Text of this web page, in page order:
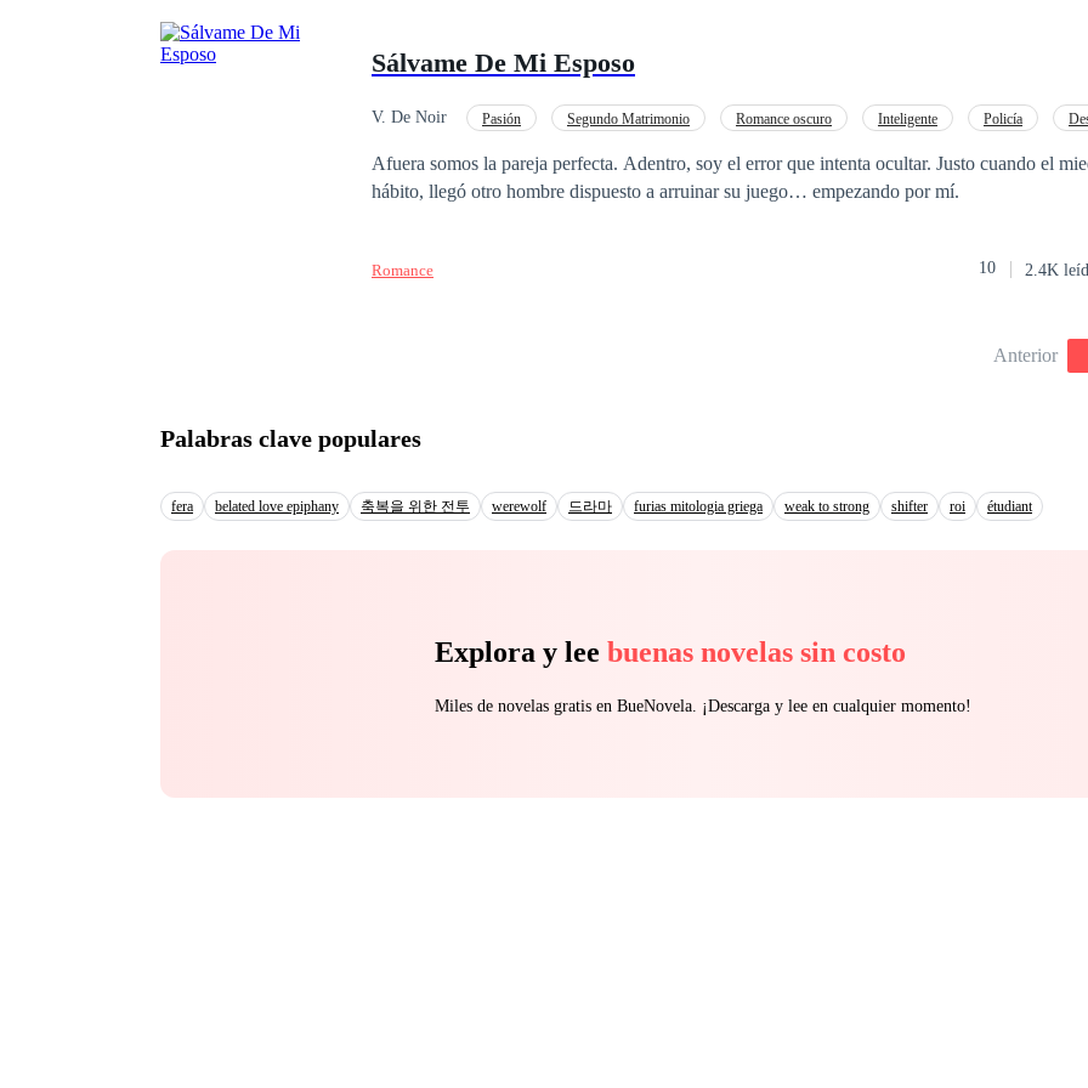
porque las relaciones no son lo suyo. Arisco, frío, calculador y hasta cruel, se encontrará con
a su heredero… hasta que una verdad sale a la luz y ahora querrá poseerla por razones muy
Sálvame De Mi Esposo
V. De Noir Pasión Segundo Matrimonio Romance oscuro Inteligente Policía
Afuera somos la pareja perfecta. Adentro, soy el error que intenta ocultar. Justo cuando el
hábito, llegó otro hombre dispuesto a arruinar su juego… empezando por mí.
Romance 10 2.4K
Anterior
Palabras clave populares
fera belated love epiphany 축복을 위한 전투 werewolf 드라마 furias mitologia griega weak to strong shifter roi étudiant
Explora y lee buenas novelas sin costo
Miles de novelas gratis en BueNovela. ¡Descarga y lee en cualquier momento!